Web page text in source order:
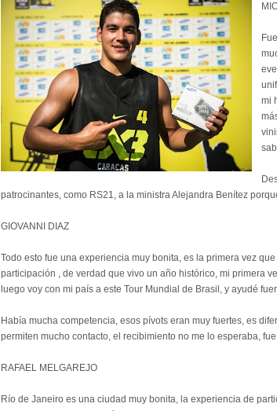
mi
patrocinantes, como RS21, a la ministra Alejandra Benítez
GIOVANNI DIAZ
Todo esto fue una experiencia muy bonita, es la primera vez
participación , de verdad que vivo un año histórico, mi primera
luego voy con mi país a este Tour Mundial de Brasil, y ayudé
Había mucha competencia, esos pívots eran muy fuertes, es
permiten mucho contacto, el recibimiento no me lo esperaba,
RAFAEL MELGAREJO
Río de Janeiro es una ciudad muy bonita, la experiencia de